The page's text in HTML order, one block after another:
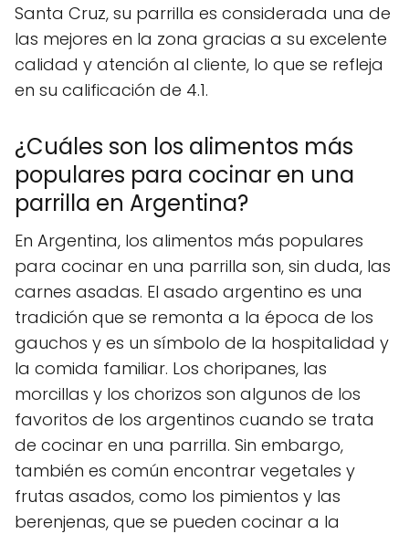
Santa Cruz, su parrilla es considerada una de
las mejores en la zona gracias a su excelente
calidad y atención al cliente, lo que se refleja
en su calificación de 4.1.
¿Cuáles son los alimentos más
populares para cocinar en una
parrilla en Argentina?
En Argentina, los alimentos más populares
para cocinar en una parrilla son, sin duda, las
carnes asadas. El asado argentino es una
tradición que se remonta a la época de los
gauchos y es un símbolo de la hospitalidad y
la comida familiar. Los choripanes, las
morcillas y los chorizos son algunos de los
favoritos de los argentinos cuando se trata
de cocinar en una parrilla. Sin embargo,
también es común encontrar vegetales y
frutas asados, como los pimientos y las
berenjenas, que se pueden cocinar a la